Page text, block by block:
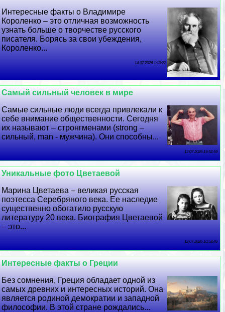
Интересные факты о Владимире
Короленко – это отличная возможность
узнать больше о творчестве русского
писателя. Борясь за свои убеждения,
Короленко...
14 07 2026 1:10:22
Самый сильный человек в мире
Самые сильные люди всегда привлекали к
себе внимание общественности. Сегодня
их называют ­– стронгменами (strong –
сильный, man - мужчина). Они способны...
13 07 2026 19:52:59
Уникальные фото Цветаевой
Марина Цветаева – великая русская
поэтесса Серебряного века. Ее наследие
существенно обогатило русскую
литературу 20 века. Биография Цветаевой
– это...
12 07 2026 10:58:46
Интересные факты о Греции
Без сомнения, Греция обладает одной из
самых древних и интересных историй. Она
является родиной демократии и западной
философии. В этой стране рождались...